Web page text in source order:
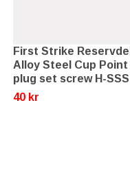
First Strike
Alloy Steel Cup
plug set screw H-SSS
40 kr